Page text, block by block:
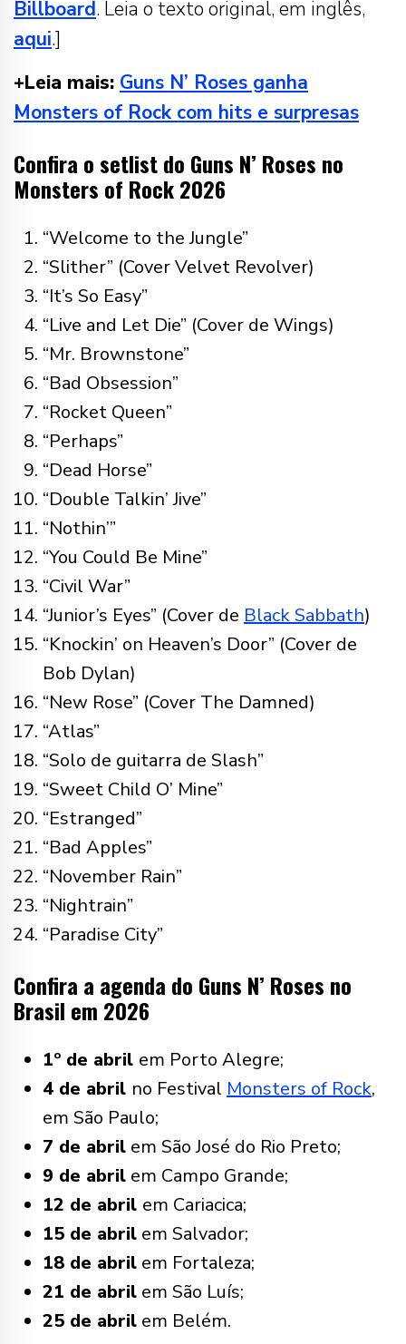
Billboard. Leia o texto original, em inglês,
aqui.]
+Leia mais: Guns N’ Roses ganha
Monsters of Rock com hits e surpresas
Confira o setlist do Guns N’ Roses no
Monsters of Rock 2026
“Welcome to the Jungle”
“Slither” (Cover Velvet Revolver)
“It’s So Easy”
“Live and Let Die” (Cover de Wings)
“Mr. Brownstone”
“Bad Obsession”
“Rocket Queen”
“Perhaps”
“Dead Horse”
“Double Talkin’ Jive”
“Nothin’”
“You Could Be Mine”
“Civil War”
“Junior’s Eyes” (Cover de Black Sabbath)
“Knockin’ on Heaven’s Door” (Cover de
Bob Dylan)
“New Rose” (Cover The Damned)
“Atlas”
“Solo de guitarra de Slash”
“Sweet Child O’ Mine”
“Estranged”
“Bad Apples”
“November Rain”
“Nightrain”
“Paradise City”
Confira a agenda do Guns N’ Roses no
Brasil em 2026
1º de abril em Porto Alegre;
4 de abril no Festival Monsters of Rock,
em São Paulo;
7 de abril em São José do Rio Preto;
9 de abril em Campo Grande;
12 de abril em Cariacica;
15 de abril em Salvador;
18 de abril em Fortaleza;
21 de abril em São Luís;
25 de abril em Belém.